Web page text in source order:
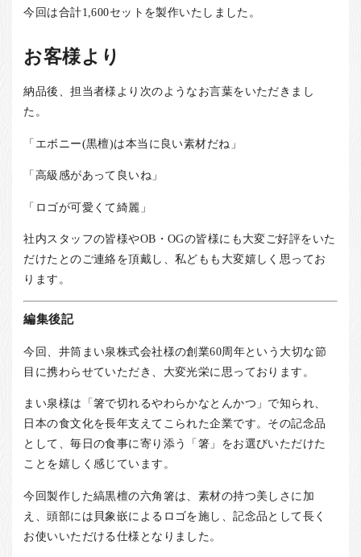
今回は合計1,600セットを製作いたしました。
お客様より
納品後、担当者様より次のようなお言葉をいただきまし
た。
「エボニー(黒檀)は本当に良い素材だね」
「高級感があって良いね」
「ロゴが可愛くて綺麗」
社内スタッフの皆様やOB・OGの皆様にも大変ご好評をいた
だけたとのご連絡を頂戴し、私どもも大変嬉しく思ってお
ります。
編集後記
今回、井筒まい泉株式会社様の創業60周年という大切な節
目に携わらせていただき、大変光栄に思っております。
まい泉様は「箸で切れるやわらかなとんかつ」で知られ、
日本の食文化を長年支えてこられた企業です。その記念品
として、毎日の食事に寄り添う「箸」をお選びいただけた
ことを嬉しく感じています。
今回製作した縞黒檀の六角箸は、素材の持つ美しさに加
え、頭部には貝象嵌によるロゴを施し、記念品として長く
お使いいただける仕様となりました。